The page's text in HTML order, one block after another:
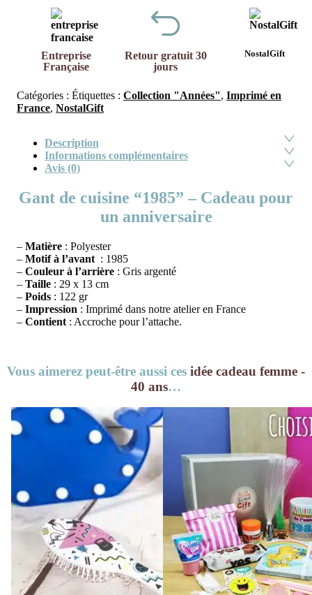
Entreprise
Française
Retour gratuit 30
jours
NostalGift
Catégories : Étiquettes : Collection "Années", Imprimé en
France, NostalGift
Description
Informations complémentaires
Avis (0)
Gant de cuisine “1985” – Cadeau pour
un anniversaire
– Matière : Polyester
– Motif à l’avant : 1985
– Couleur à l’arrière : Gris argenté
– Taille : 29 x 13 cm
– Poids : 122 gr
– Impression : Imprimé dans notre atelier en France
– Contient : Accroche pour l’attache.
Vous aimerez peut-être aussi ces idée cadeau femme -
40 ans…